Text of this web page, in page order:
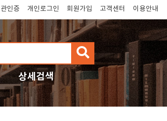
인증 개인로그인 회원가입 고객센터 이용안내
검
색
상세검색